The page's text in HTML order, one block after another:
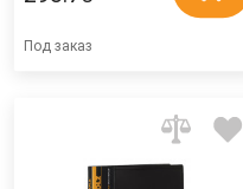
Под заказ